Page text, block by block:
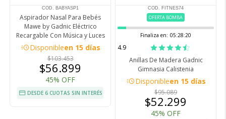
COD. BABYASP1
Aspirador Nasal Para Bebés
Mawe by Gadnic Eléctrico
Recargable Con Música y Luces
acuteDisponibleen 15 días
$103.453
$56.899
45% OFF
DESDE 6 CUOTAS SIN INTERÉS
COD. FITNES74
OFERTA BOMBA
Finaliza en: 05:28:19
4.9
Anillas De Madera Gadnic
Gimnasia Calistenia
acuteDisponibleen 15 días
$95.089
$52.299
45% OFF